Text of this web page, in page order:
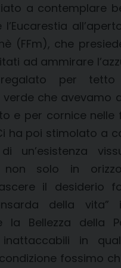
a contemplare
(FFm), che
ad ammirare
per
che avevamo
e per cornice nelle
ha poi stimolato a
un’esistenza
solo in
il desiderio
della vita”
la Bellezza della
in
fossimo